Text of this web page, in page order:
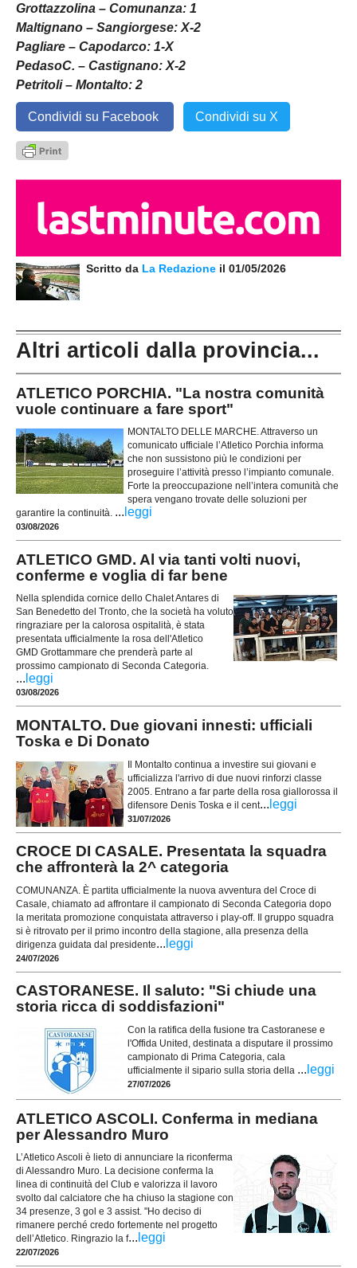
Grottazzolina – Comunanza: 1
Maltignano – Sangiorgese: X-2
Pagliare – Capodarco: 1-X
PedasoC. – Castignano: X-2
Petritoli – Montalto: 2
Condividi su Facebook Condividi su X
Scritto da La Redazione il 01/05/2026
Altri articoli dalla provincia...
ATLETICO PORCHIA. "La nostra comunità
vuole continuare a fare sport"
MONTALTO DELLE MARCHE. Attraverso un
comunicato ufficiale l’Atletico Porchia informa
che non sussistono più le condizioni per
proseguire l’attività presso l’impianto comunale.
Forte la preoccupazione nell’intera comunità che
spera vengano trovate delle soluzioni per
garantire la continuità. ... leggi
03/08/2026
ATLETICO GMD. Al via tanti volti nuovi,
conferme e voglia di far bene
Nella splendida cornice dello Chalet Antares di
San Benedetto del Tronto, che la società ha voluto
ringraziare per la calorosa ospitalità, è stata
presentata ufficialmente la rosa dell'Atletico
GMD Grottammare che prenderà parte al
prossimo campionato di Seconda Categoria.
... leggi
03/08/2026
MONTALTO. Due giovani innesti: ufficiali
Toska e Di Donato
Il Montalto continua a investire sui giovani e
ufficializza l'arrivo di due nuovi rinforzi classe
2005. Entrano a far parte della rosa giallorossa il
difensore Denis Toska e il cent... leggi
31/07/2026
CROCE DI CASALE. Presentata la squadra
che affronterà la 2^ categoria
COMUNANZA. È partita ufficialmente la nuova avventura del Croce di
Casale, chiamato ad affrontare il campionato di Seconda Categoria dopo
la meritata promozione conquistata attraverso i play-off. Il gruppo squadra
si è ritrovato per il primo incontro della stagione, alla presenza della
dirigenza guidata dal presidente... leggi
24/07/2026
CASTORANESE. Il saluto: "Si chiude una
storia ricca di soddisfazioni"
Con la ratifica della fusione tra Castoranese e
l'Offida United, destinata a disputare il prossimo
campionato di Prima Categoria, cala
ufficialmente il sipario sulla storia della ... leggi
27/07/2026
ATLETICO ASCOLI. Conferma in mediana
per Alessandro Muro
L’Atletico Ascoli è lieto di annunciare la riconferma
di Alessandro Muro. La decisione conferma la
linea di continuità del Club e valorizza il lavoro
svolto dal calciatore che ha chiuso la stagione con
34 presenze, 3 gol e 3 assist. "Ho deciso di
rimanere perché credo fortemente nel progetto
dell’Atletico. Ringrazio la f... leggi
22/07/2026